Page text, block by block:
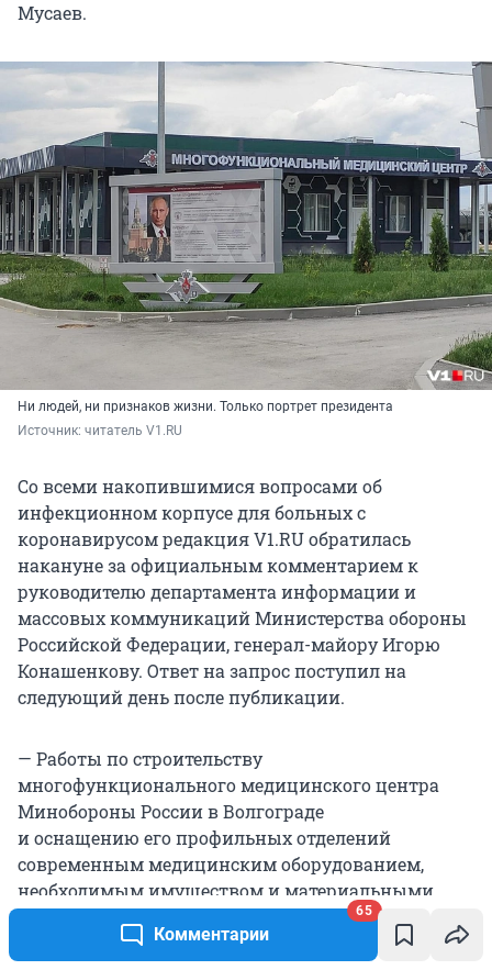
Комментарии
65
Мусаев.
Ни людей, ни признаков жизни. Только портрет президента
Источник: читатель V1.RU
Со всеми накопившимися вопросами об
инфекционном корпусе для больных с
коронавирусом редакция V1.RU обратилась
накануне за официальным комментарием к
руководителю департамента информации и
массовых коммуникаций Министерства обороны
Российской Федерации, генерал-майору Игорю
Конашенкову. Ответ на запрос поступил на
следующий день после публикации.
— Работы по строительству
многофункционального медицинского центра
Минобороны России в Волгограде
и оснащению его профильных отделений
современным медицинским оборудованием,
необходимым имуществом и материальными
средствами были полностью завершен 30 апреля
2020 года, — сообщили в пресс-службе Южного